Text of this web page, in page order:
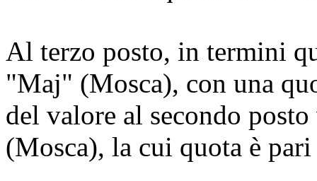
Al terzo posto, in termini
"Maj" (Mosca), con una
del valore al secondo
(Mosca), la cui quota è